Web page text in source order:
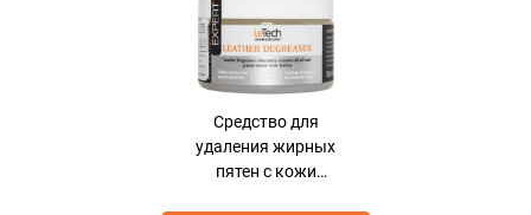
Средство для
удаления жирных
пятен с кожи